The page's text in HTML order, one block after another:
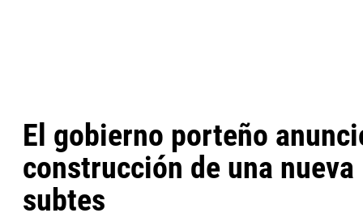
El gobierno porteño
construcción de una
subtes